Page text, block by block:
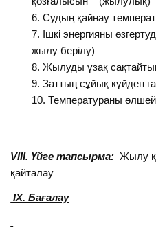
Судың қайнау
Ішкі энергияны
жылу берілу)
Жылуды ұзақ
Заттың сұйық күйден
Температураны
VІІІ. Үйге тапсырма:Жылу
қайталау
ІХ. Бағалау